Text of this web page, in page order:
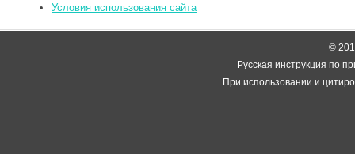
Условия использования сайта
©
Русская инструкция по
При использовании и